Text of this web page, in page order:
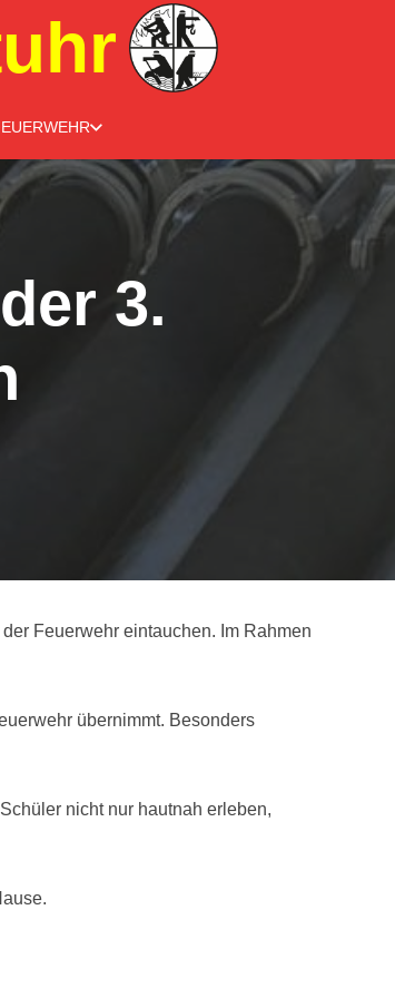
3.
Feuerwehr eintauchen. Im Rahmen
übernimmt. Besonders
nicht nur hautnah erleben,